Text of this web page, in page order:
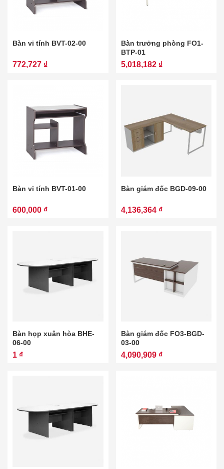
Bàn vi tính BVT-02-00
772,727 ₫
Bàn trưởng phòng FO1-
BTP-01
5,018,182 ₫
Bàn vi tính BVT-01-00
600,000 ₫
Bàn giám đốc BGD-09-00
4,136,364 ₫
Bàn họp xuân hòa BHE-
06-00
1 ₫
Bàn giám đốc FO3-BGD-
03-00
4,090,909 ₫